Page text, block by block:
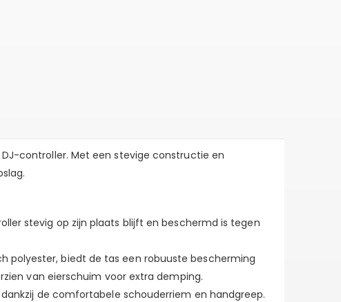
DJ-controller. Met een stevige constructie en
stevig op zijn plaats blijft en beschermd is tegen
polyester, biedt de tas een robuuste bescherming
van eierschuim voor extra demping.
de comfortabele schouderriem en handgreep.